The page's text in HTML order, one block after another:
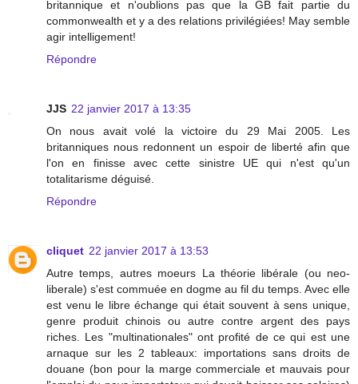
britannique et n'oublions pas que la GB fait partie du
commonwealth et y a des relations privilégiées! May semble
agir intelligement!
Répondre
JJS 22 janvier 2017 à 13:35
On nous avait volé la victoire du 29 Mai 2005. Les
britanniques nous redonnent un espoir de liberté afin que
l'on en finisse avec cette sinistre UE qui n'est qu'un
totalitarisme déguisé.
Répondre
cliquet 22 janvier 2017 à 13:53
Autre temps, autres moeurs La théorie libérale (ou neo-
liberale) s'est commuée en dogme au fil du temps. Avec elle
est venu le libre échange qui était souvent à sens unique,
genre produit chinois ou autre contre argent des pays
riches. Les "multinationales" ont profité de ce qui est une
arnaque sur les 2 tableaux: importations sans droits de
douane (bon pour la marge commerciale et mauvais pour